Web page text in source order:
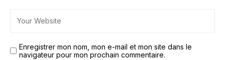
Enregistrer mon nom, mon e-mail et mon site dans le
navigateur pour mon prochain commentaire.